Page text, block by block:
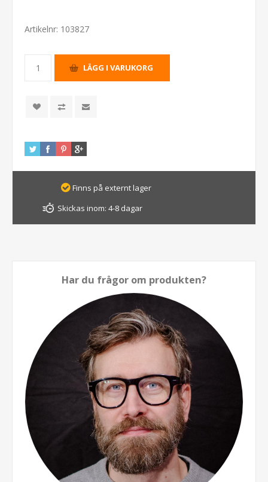
Artikelnr: 103827
Finns på externt lager
Skickas inom: 4-8 dagar
Har du frågor om produkten?